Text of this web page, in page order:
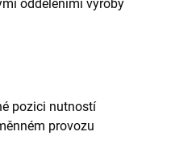
odděleními výroby
pozici nutností
provozu